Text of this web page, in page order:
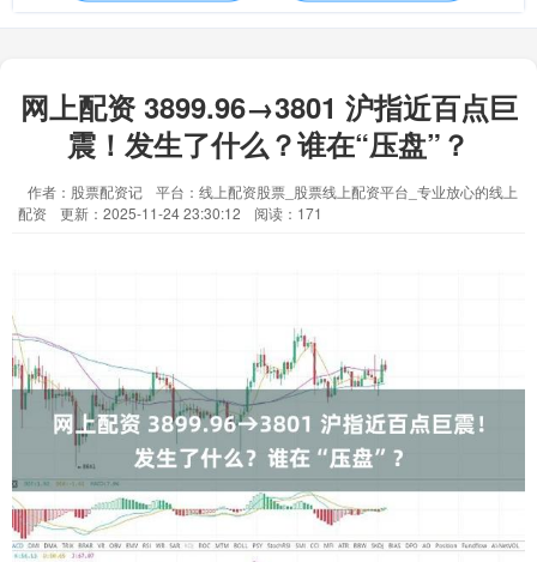
网上配资 3899.96→3801 沪指近百点巨
震！发生了什么？谁在“压盘”？
作者：股票配资记
平台：线上配资股票_股票线上配资平台_专业放心的线上
配资
更新：2025-11-24 23:30:12 阅读：171